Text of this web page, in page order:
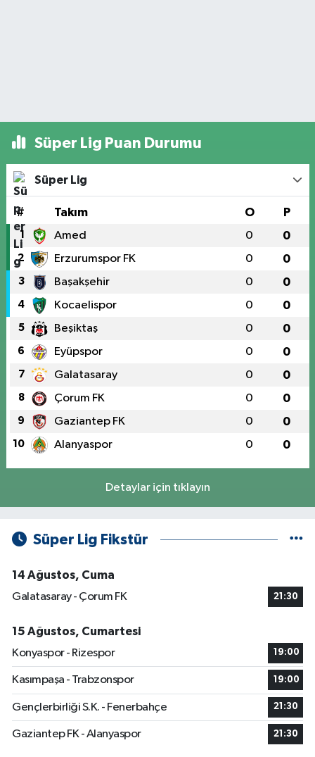
Süper Lig Puan Durumu
Süper Lig
# Takım O P
1 Amed 0 0
2 Erzurumspor FK 0 0
3 Başakşehir 0 0
4 Kocaelispor 0 0
5 Beşiktaş 0 0
6 Eyüpspor 0 0
7 Galatasaray 0 0
8 Çorum FK 0 0
9 Gaziantep FK 0 0
10 Alanyaspor 0 0
Detaylar için tıklayın
Süper Lig Fikstür
14 Ağustos, Cuma
Galatasaray - Çorum FK
21:30
15 Ağustos, Cumartesi
Konyaspor - Rizespor
19:00
Kasımpaşa - Trabzonspor 19:00
Gençlerbirliği S.K. - Fenerbahçe 21:30
Gaziantep FK - Alanyaspor 21:30